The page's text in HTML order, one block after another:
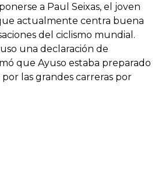
a Paul Seixas, el joven
actualmente centra buena
del ciclismo mundial.
una declaración de
que Ayuso estaba preparado
las grandes carreras por